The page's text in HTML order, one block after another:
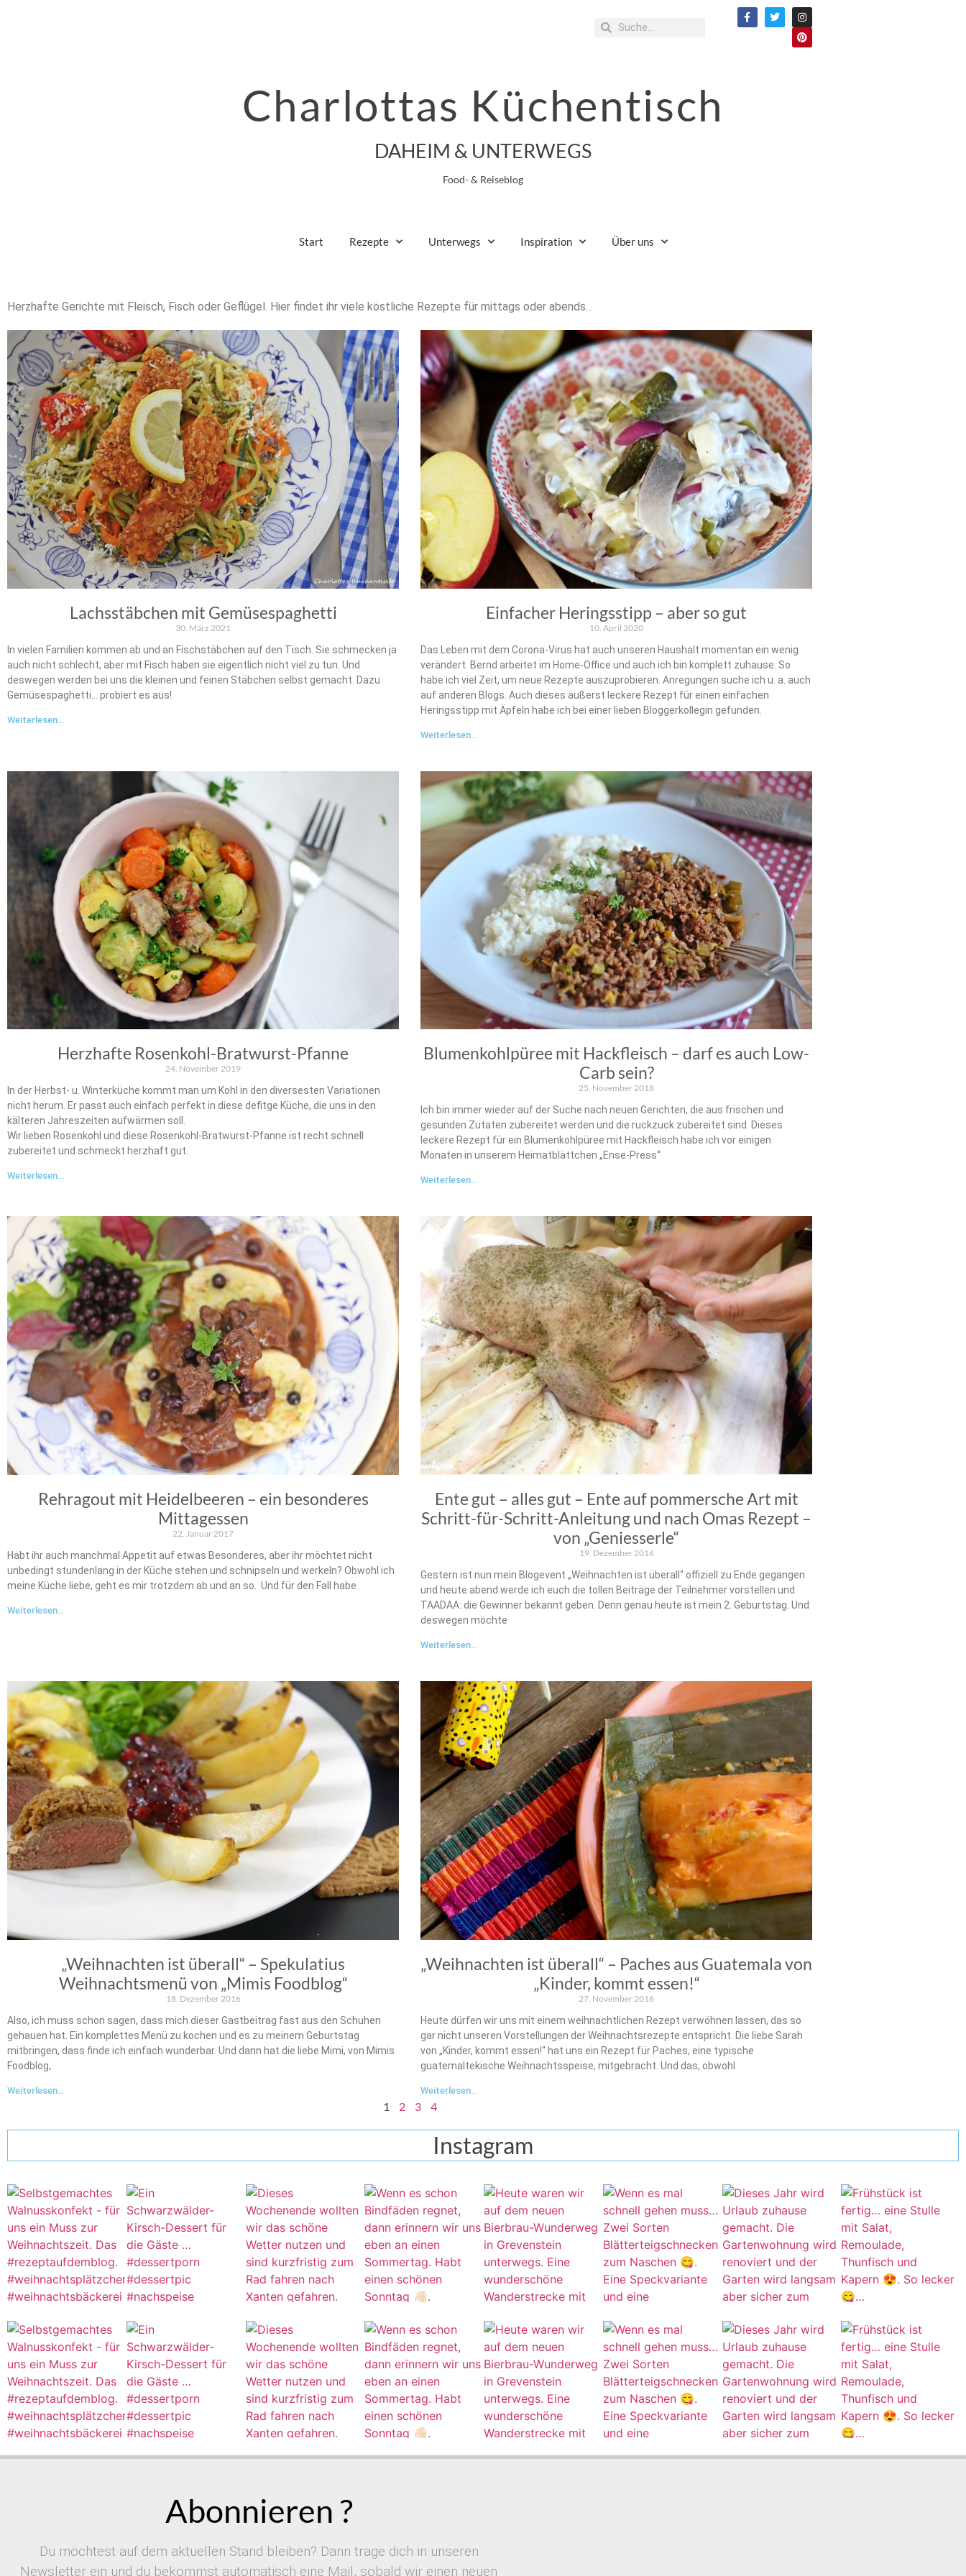
Charlottas Küchentisch
DAHEIM & UNTERWEGS
Food- & Reiseblog
Start Rezepte Unterwegs Inspiration Über uns
Herzhafte Gerichte mit Fleisch, Fisch oder Geflügel. Hier findet ihr viele köstliche Rezepte für mittags oder abends…
Lachsstäbchen mit Gemüsespaghetti
30. März 2021
In vielen Familien kommen ab und an Fischstäbchen auf den Tisch. Sie schmecken ja
auch nicht schlecht, aber mit Fisch haben sie eigentlich nicht viel zu tun. Und
deswegen werden bei uns die kleinen und feinen Stäbchen selbst gemacht. Dazu
Gemüsespaghetti… probiert es aus!
Weiterlesen...
Einfacher Heringsstipp – aber so gut
10. April 2020
Das Leben mit dem Corona-Virus hat auch unseren Haushalt momentan ein wenig
verändert. Bernd arbeitet im Home-Office und auch ich bin komplett zuhause. So
habe ich viel Zeit, um neue Rezepte auszuprobieren. Anregungen suche ich u. a. auch
auf anderen Blogs. Auch dieses äußerst leckere Rezept für einen einfachen
Heringsstipp mit Äpfeln habe ich bei einer lieben Bloggerkollegin gefunden.
Weiterlesen...
Herzhafte Rosenkohl-Bratwurst-Pfanne
24. November 2019
In der Herbst- u. Winterküche kommt man um Kohl in den diversesten Variationen
nicht herum. Er passt auch einfach perfekt in diese defitge Küche, die uns in den
kälteren Jahreszeiten aufwärmen soll.
Wir lieben Rosenkohl und diese Rosenkohl-Bratwurst-Pfanne ist recht schnell
zubereitet und schmeckt herzhaft gut.
Weiterlesen...
Blumenkohlpüree mit Hackfleisch – darf es auch Low-
Carb sein?
25. November 2018
Ich bin immer wieder auf der Suche nach neuen Gerichten, die aus frischen und
gesunden Zutaten zubereitet werden und die ruckzuck zubereitet sind. Dieses
leckere Rezept für ein Blumenkohlpüree mit Hackfleisch habe ich vor einigen
Monaten in unserem Heimatblättchen „Ense-Press“
Weiterlesen...
Rehragout mit Heidelbeeren – ein besonderes
Mittagessen
22. Januar 2017
Habt ihr auch manchmal Appetit auf etwas Besonderes, aber ihr möchtet nicht
unbedingt stundenlang in der Küche stehen und schnipseln und werkeln? Obwohl ich
meine Küche liebe, geht es mir trotzdem ab und an so. Und für den Fall habe
Weiterlesen...
Ente gut – alles gut – Ente auf pommersche Art mit
Schritt-für-Schritt-Anleitung und nach Omas Rezept –
von „Geniesserle“
19. Dezember 2016
Gestern ist nun mein Blogevent „Weihnachten ist überall“ offiziell zu Ende gegangen
und heute abend werde ich euch die tollen Beiträge der Teilnehmer vorstellen und
TAADAA: die Gewinner bekannt geben. Denn genau heute ist mein 2. Geburtstag. Und
deswegen möchte
Weiterlesen...
„Weihnachten ist überall“ – Spekulatius
Weihnachtsmenü von „Mimis Foodblog“
18. Dezember 2016
Also, ich muss schon sagen, dass mich dieser Gastbeitrag fast aus den Schuhen
gehauen hat. Ein komplettes Menü zu kochen und es zu meinem Geburtstag
mitbringen, dass finde ich einfach wunderbar. Und dann hat die liebe Mimi, von Mimis
Foodblog,
Weiterlesen...
„Weihnachten ist überall“ – Paches aus Guatemala von
„Kinder, kommt essen!“
27. November 2016
Heute dürfen wir uns mit einem weihnachtlichen Rezept verwöhnen lassen, das so
gar nicht unseren Vorstellungen der Weihnachtsrezepte entspricht. Die liebe Sarah
von „Kinder, kommt essen!“ hat uns ein Rezept für Paches, eine typische
guatemaltekische Weihnachtsspeise, mitgebracht. Und das, obwohl
Weiterlesen...
1 2 3 4
Instagram
Abonnieren ?
Du möchtest auf dem aktuellen Stand bleiben? Dann trage dich in unseren
Newsletter ein und du bekommst automatisch eine Mail, sobald wir einen neuen